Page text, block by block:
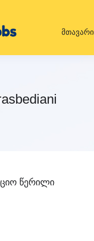
მთავარი
წერილი